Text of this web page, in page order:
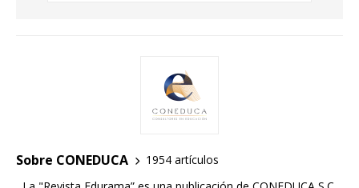
Sobre CONEDUCA
1954 artículos